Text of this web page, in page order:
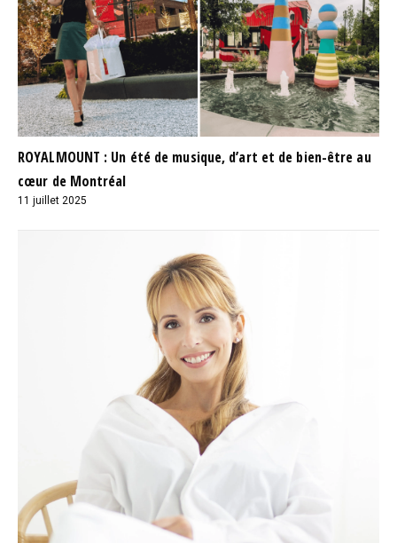
ROYALMOUNT : Un été de musique, d’art et de bien-être au
cœur de Montréal
11 juillet 2025